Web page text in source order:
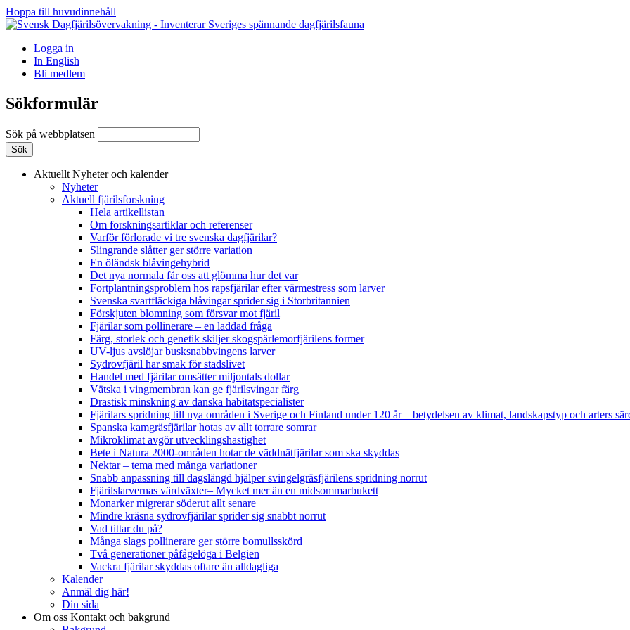
Hoppa till huvudinnehåll
Logga in
In English
Bli medlem
Sökformulär
Sök på webbplatsen
Aktuellt Nyheter och kalender
Nyheter
Aktuell fjärilsforskning
Hela artikellistan
Om forskningsartiklar och referenser
Varför förlorade vi tre svenska dagfjärilar?
Slingrande slåtter ger större variation
En öländsk blåvingehybrid
Det nya normala får oss att glömma hur det var
Fortplantningsproblem hos rapsfjärilar efter värmestress som larver
Svenska svartfläckiga blåvingar sprider sig i Storbritannien
Förskjuten blomning som försvar mot fjäril
Fjärilar som pollinerare – en laddad fråga
Färg, storlek och genetik skiljer skogspärlemorfjärilens former
UV-ljus avslöjar busksnabbvingens larver
Sydrovfjäril har smak för stadslivet
Handel med fjärilar omsätter miljontals dollar
Vätska i vingmembran kan ge fjärilsvingar färg
Drastisk minskning av danska habitatspecialister
Fjärilars spridning till nya områden i Sverige och Finland under 120 år– betydelsen av klimat, landskapstyp och arters
Spanska kamgräsfjärilar hotas av allt torrare somrar
Mikroklimat avgör utvecklingshastighet
Bete i Natura 2000-områden hotar de väddnätfjärilar som ska skyddas
Nektar – tema med många variationer
Snabb anpassning till dagslängd hjälper svingelgräsfjärilens spridning norrut
Fjärilslarvernas värdväxter– Mycket mer än en midsommarbukett
Monarker migrerar söderut allt senare
Mindre kräsna sydrovfjärilar sprider sig snabbt norrut
Vad tittar du på?
Många slags pollinerare ger större bomullsskörd
Två generationer påfågelöga i Belgien
Vackra fjärilar skyddas oftare än alldagliga
Kalender
Anmäl dig här!
Din sida
Om oss Kontakt och bakgrund